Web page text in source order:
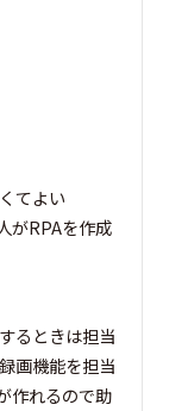
てよい
がRPAを作成
るときは担当
画機能を担当
作れるので助